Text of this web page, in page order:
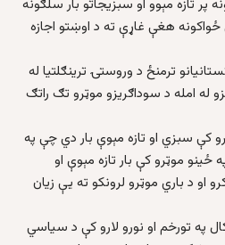
پر تازه مېوو او سبزیجاتو بار سلګونه
هغې غاړې ته د اوښتو اجازه
ترمنځ د وروستۍ ترینګلتیا له
له امله د سوداګریزو موټرو تګ راتګ
کې سبزي او تازه مېوې بار دي چې په
موټرو کې بار تازه مېوې او
او د باري موټرو لرونکو ته یې زیان
په تورخم او نورو لارو کې د سیاسي